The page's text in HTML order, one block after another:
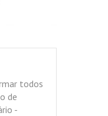
todos
de
-